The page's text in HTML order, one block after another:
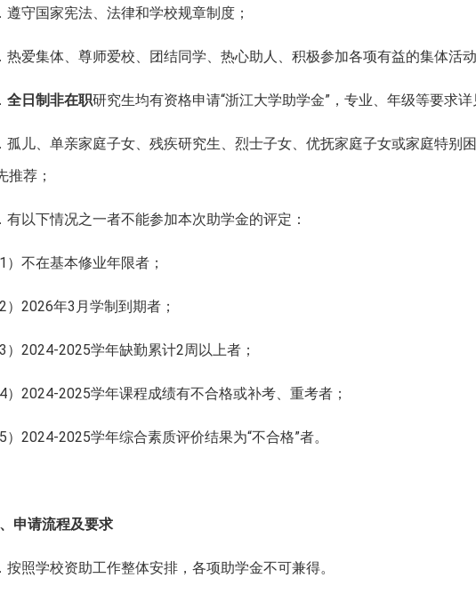
遵守国家宪法、法律和学校规章制度；
热爱集体、尊师爱校、团结同学、热心助人、积极参加各项有益的集体活动
全日制非在职研究生均有资格申请“浙江大学助学金”，专业、年级等要求
孤儿、单亲家庭子女、残疾研究生、烈士子女、优抚家庭子女或家庭特别
推荐；
有以下情况之一者不能参加本次助学金的评定：
1 ） 不在基本修业年限者；
2） 2026年3 月学制到期者；
3 ） 2024-2025学年缺勤累计2周以上者；
4） 2024-2025学年课程成绩有不合格或补考、重考者；
5） 2024-2025学年综合素质评价结果为“不合格”者。
申请流程及要求
按照学校资助工作整体安排，各项助学金不可兼得。